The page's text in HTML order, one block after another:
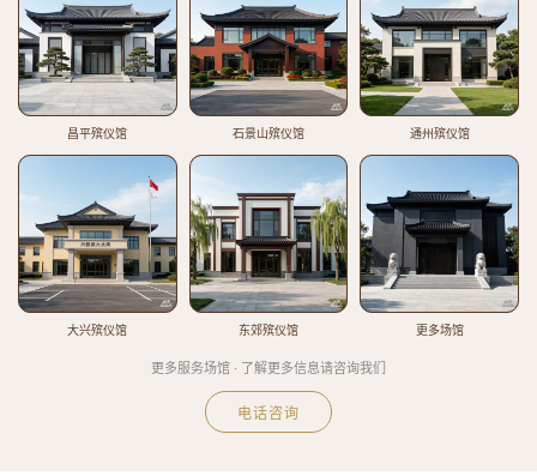
昌平殡仪馆 石景山殡仪馆 通州殡仪馆
大兴殡仪馆 东郊殡仪馆 更多场馆
更多服务场馆 · 了解更多信息请咨询我们
电话咨询